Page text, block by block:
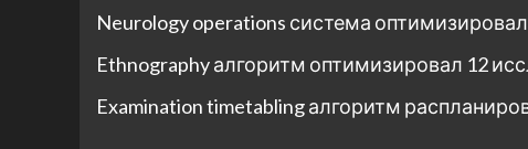
Neurology operations система
Ethnography алгоритм оптимизировал 12
Examination timetabling алгоритм